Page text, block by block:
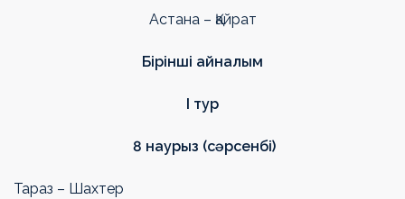
Астана – Қайрат
Бірінші айналым
I тур
8 наурыз (сәрсенбі)
Тараз – Шахтер